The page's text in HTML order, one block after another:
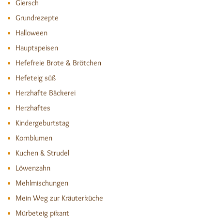
Giersch
Grundrezepte
Halloween
Hauptspeisen
Hefefreie Brote & Brötchen
Hefeteig süß
Herzhafte Bäckerei
Herzhaftes
Kindergeburtstag
Kornblumen
Kuchen & Strudel
Löwenzahn
Mehlmischungen
Mein Weg zur Kräuterküche
Mürbeteig pikant